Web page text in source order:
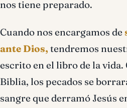
nos tiene preparado.
Cuando nos encargamos de
ante Dios, tendremos
escrito en el libro de la vida.
Biblia, los pecados se
sangre que derramó Jesús